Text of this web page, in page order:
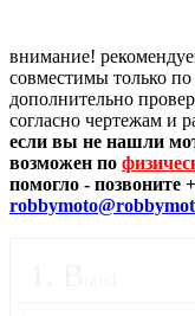
внимание!
совместимы только
дополнительно
согласно чертежам и
если вы не нашли
возможен по
помогло - позвоните